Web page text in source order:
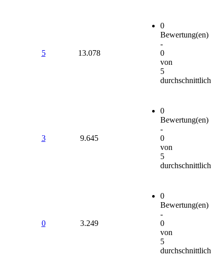
5 13.078
0
Bewertung(en)
-
0
von
5
durchschnittlich
3 9.645
0
Bewertung(en)
-
0
von
5
durchschnittlich
0 3.249
0
Bewertung(en)
-
0
von
5
durchschnittlich